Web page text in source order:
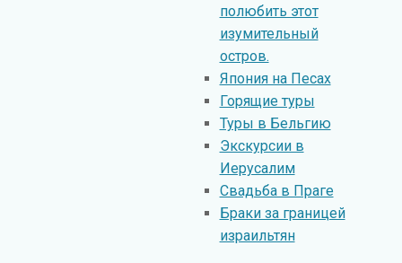
полюбить этот
изумительный
остров.
Япония на Песах
Горящие туры
Туры в Бельгию
Экскурсии в
Иерусалим
Свадьба в Праге
Браки за границей
израильтян